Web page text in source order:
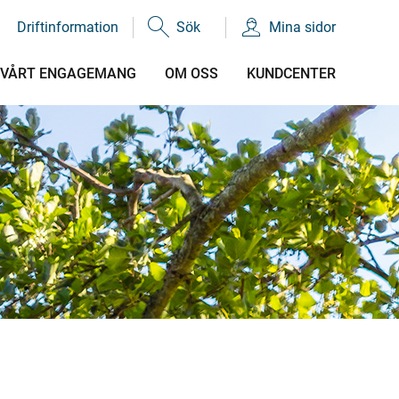
Driftinformation Sök Mina sidor
VÅRT ENGAGEMANG OM OSS KUNDCENTER